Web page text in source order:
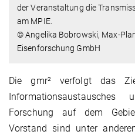
der Veranstaltung die
am MPIE.
© Angelika Bobrowski, Max-
Eisenforschung GmbH
Die gmr² verfolgt das
Forschung auf dem
Vorstand sind unter